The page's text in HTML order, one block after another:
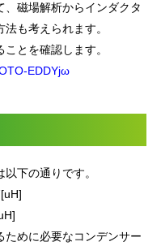
磁場解析からインダクタ
も考えられます。
とを確認します。
EDDYjω
下の通りです。
ために必要なコンデンサー